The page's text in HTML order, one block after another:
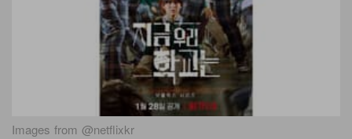
Images from @netflixkr